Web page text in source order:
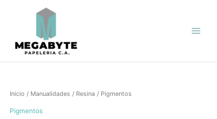
Inicio / Manualidades / Resina / Pigmentos
Pigmentos